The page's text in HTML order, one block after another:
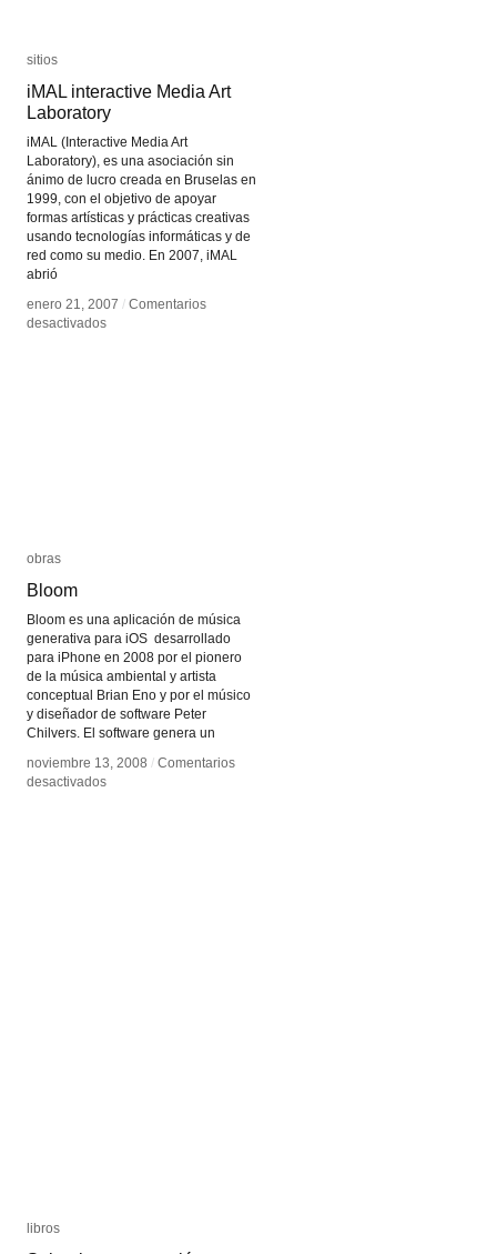
sitios
iMAL interactive Media Art
Laboratory
iMAL (Interactive Media Art
Laboratory), es una asociación sin
ánimo de lucro creada en Bruselas en
1999, con el objetivo de apoyar
formas artísticas y prácticas creativas
usando tecnologías informáticas y de
red como su medio. En 2007, iMAL
abrió
enero 21, 2007 / Comentarios
desactivadosen
sitios
iMAL interactive Media Art
Laboratory
enero 21, 2007 / Comentarios
desactivadosen
obras
Bloom
Bloom es una aplicación de música
generativa para iOS desarrollado
para iPhone en 2008 por el pionero
de la música ambiental y artista
conceptual Brian Eno y por el músico
y diseñador de software Peter
Chilvers. El software genera un
noviembre 13, 2008 / Comentarios
desactivadosen
obras
Bloom
noviembre 13, 2008 / Comentarios
desactivadosen
libros
libros